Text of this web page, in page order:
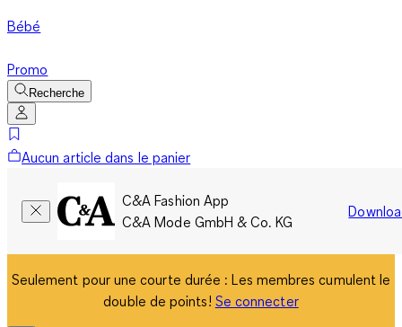
Bébé
Promo
Recherche
Aucun article dans le panier
C&A Fashion App
C&A Mode GmbH & Co. KG
Seulement pour une courte durée : Les membres cumulent le
double de points! Se connecter